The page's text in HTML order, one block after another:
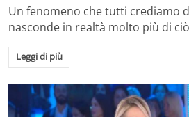
Un fenomeno che tutti crediamo
nasconde in realtà molto più di
Leggi di più